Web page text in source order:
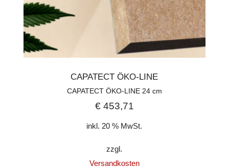
CAPATECT ÖKO-LINE
CAPATECT ÖKO-LINE 24 cm
€453,71
inkl. 20 % MwSt.
zzgl.
Versandkosten